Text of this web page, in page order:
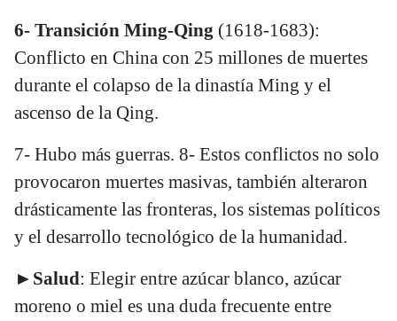
6- Transición Ming-Qing (1618-1683):
Conflicto en China con 25 millones de muertes
durante el colapso de la dinastía Ming y el
ascenso de la Qing.
7- Hubo más guerras. 8- Estos conflictos no solo
provocaron muertes masivas, también alteraron
drásticamente las fronteras, los sistemas políticos
y el desarrollo tecnológico de la humanidad.
► Salud: Elegir entre azúcar blanco, azúcar
moreno o miel es una duda frecuente entre